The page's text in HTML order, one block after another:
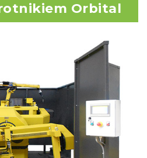
Orbital